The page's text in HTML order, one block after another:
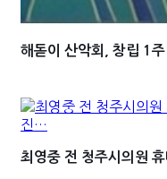
해돋이 산악회, 창립 1
최영중 전 청주시의원